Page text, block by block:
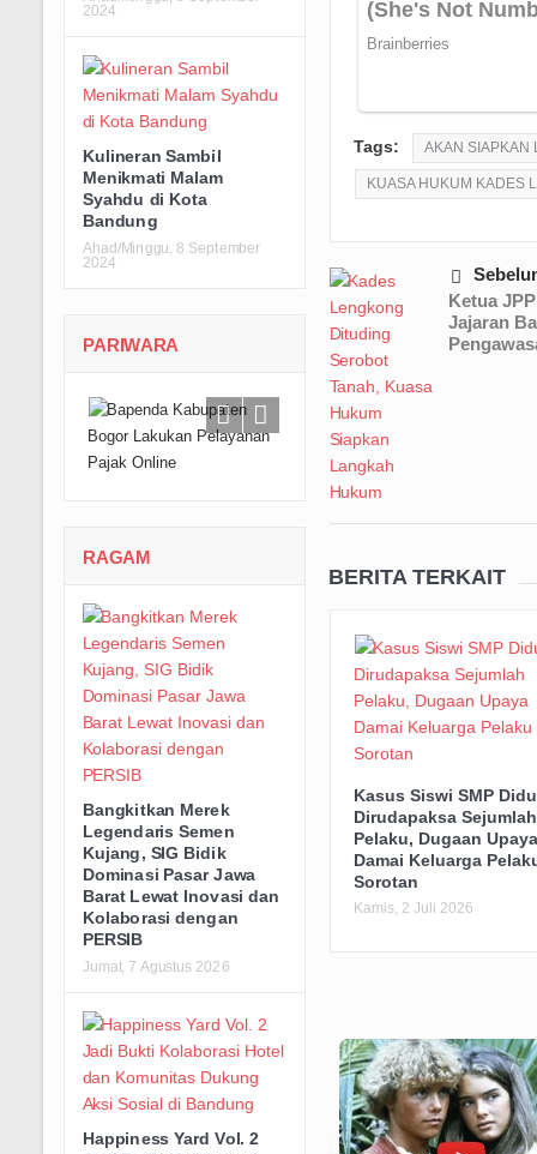
Tags: AKAN SIAPKAN
KUASA HUKUM KADES
Ketua
Jajaran
BERITA TERKAIT
Kasus Siswi SMP
Dirudapaksa Sejumlah
Pelaku, Dugaan
Damai Keluarga
Sorotan
Kamis, 2 Juli 2026
2024
Kulineran Sambil
Menikmati Malam
Syahdu di Kota
Bandung
Ahad/Minggu, 8 September
2024
PARIWARA
Bangkitkan Merek
Legendaris Semen
Kujang, SIG Bidik
Dominasi Pasar Jawa
Barat Lewat Inovasi dan
Kolaborasi dengan
PERSIB